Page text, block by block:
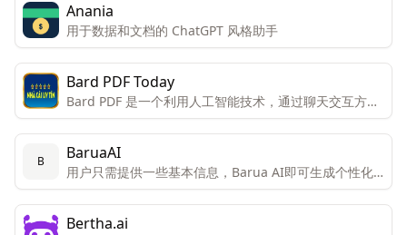
Anania
用于数据和文档的 ChatGPT 风格助手
Bard PDF Today
Bard PDF 是一个利用人工智能技术，通过聊天交互方式
帮助用户理解和处理PDF文档的创新工具。
B BaruaAI
用户只需提供一些基本信息，Barua AI即可生成个性化
的销售邮件。
Bertha.ai